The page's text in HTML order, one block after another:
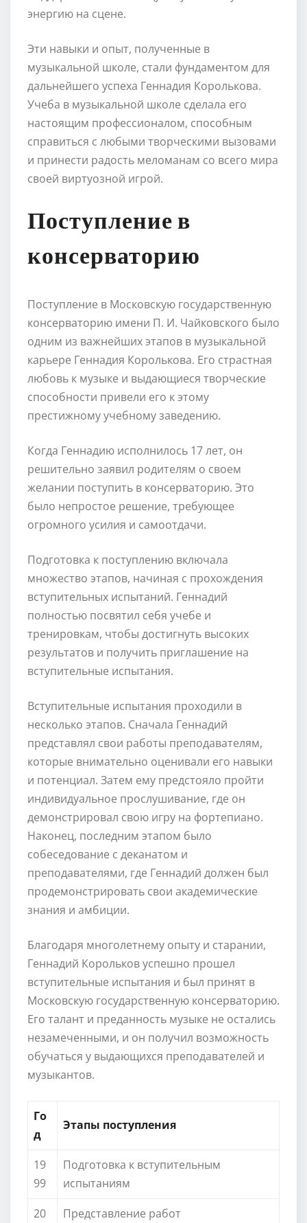
энергию на сцене.
Эти навыки и опыт, полученные в
музыкальной школе, стали фундаментом для
дальнейшего успеха Геннадия Королькова.
Учеба в музыкальной школе сделала его
настоящим профессионалом, способным
справиться с любыми творческими вызовами
и принести радость меломанам со всего мира
своей виртуозной игрой.
Поступление в
консерваторию
Поступление в Московскую государственную
консерваторию имени П. И. Чайковского было
одним из важнейших этапов в музыкальной
карьере Геннадия Королькова. Его страстная
любовь к музыке и выдающиеся творческие
способности привели его к этому
престижному учебному заведению.
Когда Геннадию исполнилось 17 лет, он
решительно заявил родителям о своем
желании поступить в консерваторию. Это
было непростое решение, требующее
огромного усилия и самоотдачи.
Подготовка к поступлению включала
множество этапов, начиная с прохождения
вступительных испытаний. Геннадий
полностью посвятил себя учебе и
тренировкам, чтобы достигнуть высоких
результатов и получить приглашение на
вступительные испытания.
Вступительные испытания проходили в
несколько этапов. Сначала Геннадий
представлял свои работы преподавателям,
которые внимательно оценивали его навыки
и потенциал. Затем ему предстояло пройти
индивидуальное прослушивание, где он
демонстрировал свою игру на фортепиано.
Наконец, последним этапом было
собеседование с деканатом и
преподавателями, где Геннадий должен был
продемонстрировать свои академические
знания и амбиции.
Благодаря многолетнему опыту и старании,
Геннадий Корольков успешно прошел
вступительные испытания и был принят в
Московскую государственную консерваторию.
Его талант и преданность музыке не остались
незамеченными, и он получил возможность
обучаться у выдающихся преподавателей и
музыкантов.
Го
д
Этапы поступления
19
99
Подготовка к вступительным
испытаниям
20
Представление работ